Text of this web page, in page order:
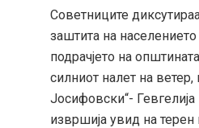
Советниците
заштита на
подрачјето на
силниот налет на
Јосифовски“-
извршија увид на